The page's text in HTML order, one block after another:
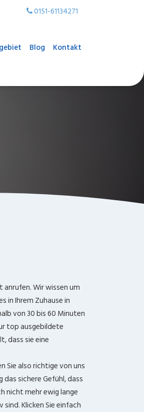
0151-61134271
Blog Kontakt
anrufen. Wir wissen um
in Ihrem Zuhause in
von 30 bis 60 Minuten
top ausgebildete
dass sie eine
Sie also richtige von uns
sichere Gefühl, dass
nicht mehr ewig lange
sind. Klicken Sie einfach